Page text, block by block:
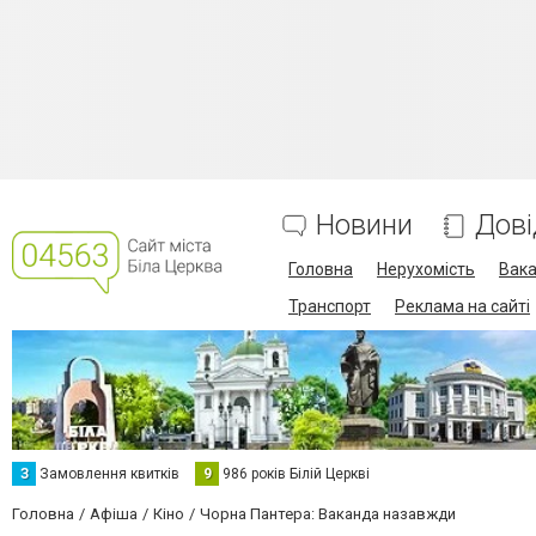
Новини
Головна Нерухомість
Транспорт
Реклама на сайті
З Замовлення квитків 9 986 років Білій Церкві
Головна Афіша Кіно Чорна Пантера: Ваканда назавжди